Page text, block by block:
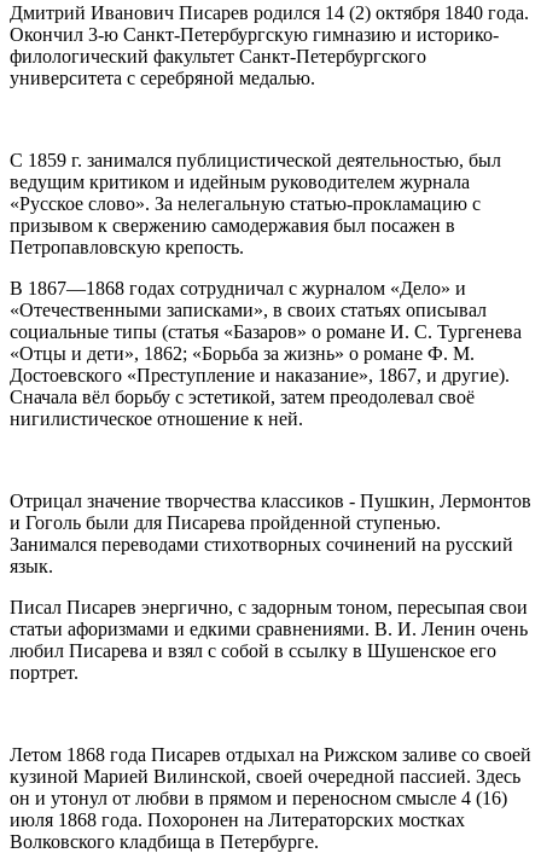
Дмитрий Иванович Писарев родился 14 (2) октября 1840 года.
Окончил 3-ю Санкт-Петербургскую гимназию и историко-
филологический факультет Санкт-Петербургского
университета с серебряной медалью.
С 1859 г. занимался публицистической деятельностью, был
ведущим критиком и идейным руководителем журнала
«Русское слово». За нелегальную статью-прокламацию с
призывом к свержению самодержавия был посажен в
Петропавловскую крепость.
В 1867—1868 годах сотрудничал с журналом «Дело» и
«Отечественными записками», в своих статьях описывал
социальные типы (статья «Базаров» о романе И. С. Тургенева
«Отцы и дети», 1862; «Борьба за жизнь» о романе Ф. М.
Достоевского «Преступление и наказание», 1867, и другие).
Сначала вёл борьбу с эстетикой, затем преодолевал своё
нигилистическое отношение к ней.
Отрицал значение творчества классиков - Пушкин, Лермонтов
и Гоголь были для Писарева пройденной ступенью.
Занимался переводами стихотворных сочинений на русский
язык.
Писал Писарев энергично, с задорным тоном, пересыпая свои
статьи афоризмами и едкими сравнениями. В. И. Ленин очень
любил Писарева и взял с собой в ссылку в Шушенское его
портрет.
Летом 1868 года Писарев отдыхал на Рижском заливе со своей
кузиной Марией Вилинской, своей очередной пассией. Здесь
он и утонул от любви в прямом и переносном смысле 4 (16)
июля 1868 года. Похоронен на Литераторских мостках
Волковского кладбища в Петербурге.